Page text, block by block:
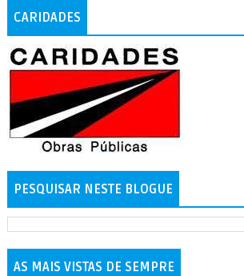
CARIDADES
PESQUISAR NESTE BLOGUE
AS MAIS VISTAS DE SEMPRE